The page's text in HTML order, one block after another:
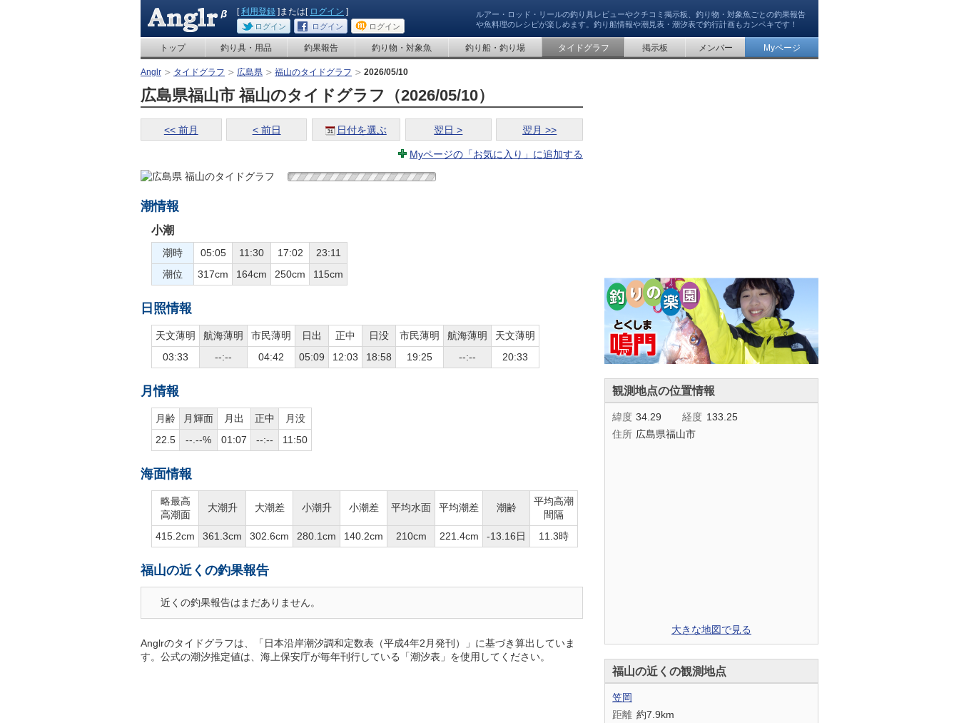
ルアー・ロッド・リールの釣り具レビューやクチコミ掲示板、釣り物・対象魚ごとの釣果報告
や魚料理のレシピが楽しめます。釣り船情報や潮見表・潮汐表で釣行計画もカンペキです！
[利用登録 ]または[ ログイン ]
ログイン ログイン ログイン
トップ 釣り具・用品 釣果報告 釣り物・対象魚 釣り船・釣り場 タイドグラフ 掲示板 メンバー Myページ
Anglr タイドグラフ 広島県 福山のタイドグラフ 2026/05/10
広島県福山市 福山のタイドグラフ（2026/05/10）
<< 前月 < 前日 日付を選ぶ 翌月 >>
翌日 >
Myページの「お気に入り」に追加する
潮情報
小潮
潮時 05:05 11:30 17:02
23:11
潮位
317cm 164cm 250cm 115cm
日照情報
天文薄明 航海薄明 市民薄明 日出 正中 日没 市民薄明 航海薄明
天文薄明
03:33
--:-- 04:42 05:09 12:03 18:58 19:25 --:-- 20:33
月情報
月齢 月輝面 月出 正中
月没
22.5
--.--% 01:07 --:-- 11:50
海面情報
略最高
高潮面
大潮升 大潮差 小潮升 小潮差 平均水面 平均潮差 潮齢
平均高潮
間隔
415.2cm
361.3cm 302.6cm 280.1cm 140.2cm 210cm 221.4cm -13.16日 11.3時
福山の近くの釣果報告
近くの釣果報告はまだありません。
Anglrのタイドグラフは、「日本沿岸潮汐調和定数表（平成4年2月発刊）」に基づき算出していま
す。公式の潮汐推定値は、海上保安庁が毎年刊行している「潮汐表」を使用してください。
観測地点の位置情報
緯度 34.29 経度 133.25
住所 広島県福山市
大きな地図で見る
福山の近くの観測地点
笠岡
距離 約7.9km